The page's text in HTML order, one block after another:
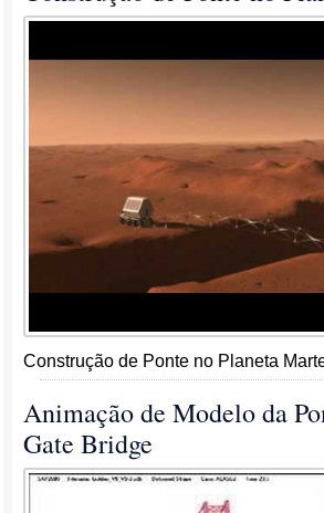
Construção de Ponte no Planeta
Animação de Modelo da
Gate Bridge